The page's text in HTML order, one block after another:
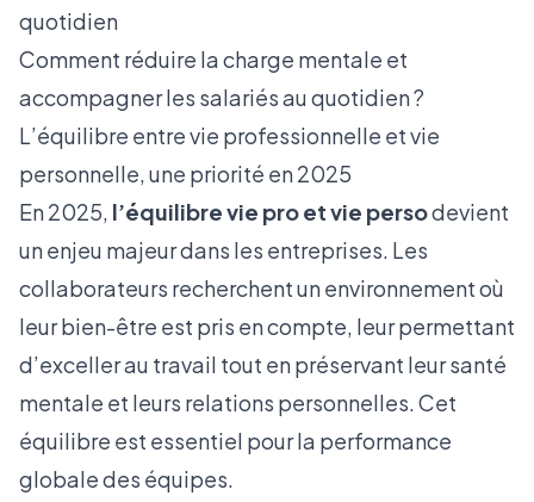
Comment réduire la charge mentale et
accompagner les salariés au quotidien ?
L’équilibre entre vie professionnelle et vie
personnelle, une priorité en 2025
En 2025, l’équilibre vie pro et vie persodevient
un enjeu majeur dans les entreprises. Les
collaborateurs recherchent un environnement où
leur bien-être est pris en compte, leur permettant
d’exceller au travail tout en préservant leur santé
mentale et leurs relations personnelles. Cet
équilibre est essentiel pour la performance
globale des équipes.